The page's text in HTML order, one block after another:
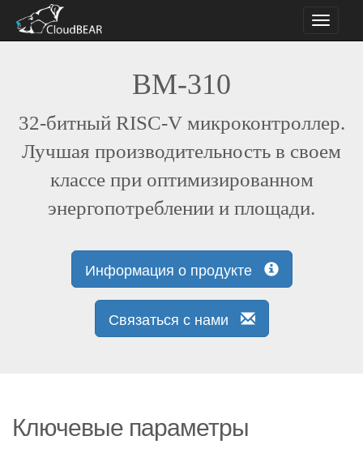
Toggle
BM-310
32-битный RISC-V микроконтроллер.
Лучшая производительность в своем
классе при оптимизированном
энергопотреблении и площади.
Информация о продукте
Связаться с нами
Ключевые параметры